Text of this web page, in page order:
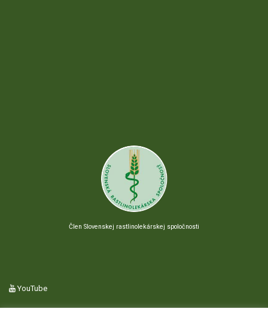
Člen Slovenskej rastlinolekárskej spoločnosti
YouTube